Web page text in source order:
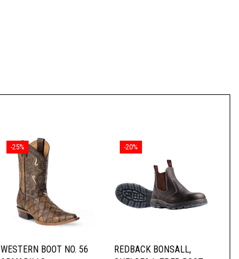
-25%
WESTERN BOOT NO. 56
-20%
REDBACK BONSALL,